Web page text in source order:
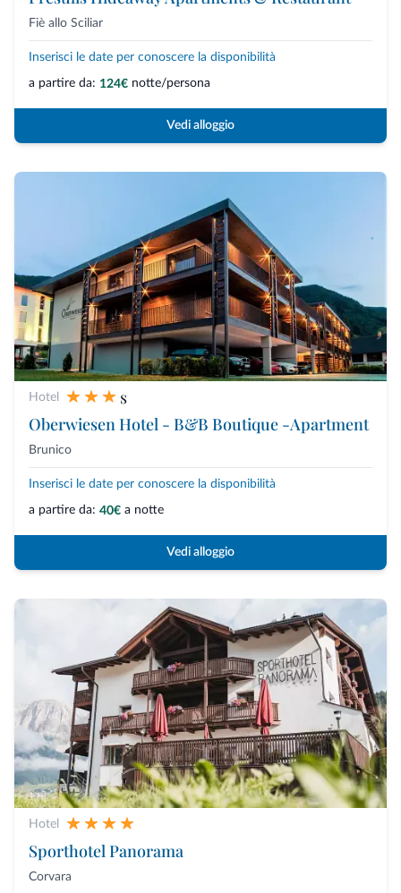
Fiè allo Sciliar
Inserisci le date per conoscere la disponibilità
a partire da: 124€ notte/persona
Vedi alloggio
Hotel
s
Oberwiesen Hotel - B&B Boutique -Apartment
Brunico
Inserisci le date per conoscere la disponibilità
a partire da: 40€ a notte
Vedi alloggio
Hotel
Sporthotel Panorama
Corvara